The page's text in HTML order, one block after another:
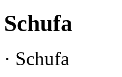
Schufa
· Schufa